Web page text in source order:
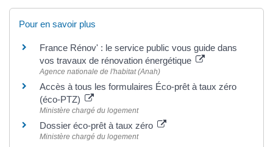
Pour en savoir plus
France Rénov' : le service public vous guide dans
vos travaux de rénovation énergétique
Agence nationale de l'habitat (Anah)
Accès à tous les formulaires Éco-prêt à taux zéro
(éco-PTZ)
Ministère chargé du logement
Dossier éco-prêt à taux zéro
Ministère chargé du logement